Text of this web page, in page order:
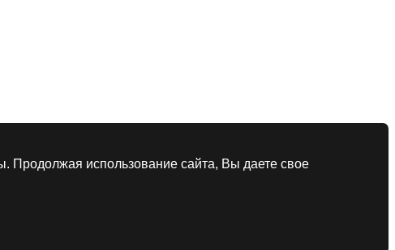
Продолжая использование сайта, Вы даете свое